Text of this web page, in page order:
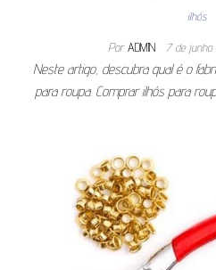
ilhós
Por ADMIN 7 de junho
Neste artigo, descubra qual é o
para roupa. Comprar ilhós para